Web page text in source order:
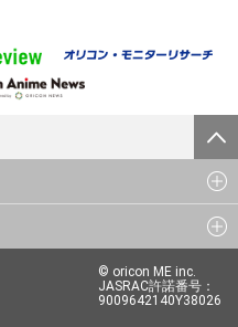
© oricon ME inc.
JASRAC許諾番号：
9009642140Y38026